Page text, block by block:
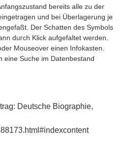
bereits alle zu der
und bei Überlagerung je
Der Schatten des Symbols
durch Klick aufgefaltet werden.
Mouseover einen Infokasten.
eine Suche im Datenbestand
Deutsche Biographie,